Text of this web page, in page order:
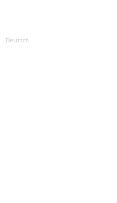
Deutsch